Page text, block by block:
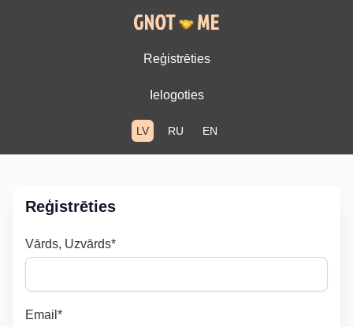
Reģistrēties
Ielogoties
LV RU EN
Reģistrēties
Vārds, Uzvārds*
Email *